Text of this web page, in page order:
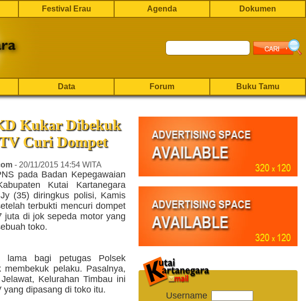
Festival Erau Agenda Dokumen
Data Forum Buku Tamu
Kukar Dibekuk
Curi Dompet
- 20/11/2015 14:54 WITA
pada Badan Kepegawaian
Kutai Kartanegara
(35) diringkus polisi, Kamis
terbukti mencuri dompet
juta di jok sepeda motor yang
toko.
lama bagi petugas Polsek
membekuk pelaku. Pasalnya,
Kelurahan Timbau ini
dipasang di toko itu.
Username